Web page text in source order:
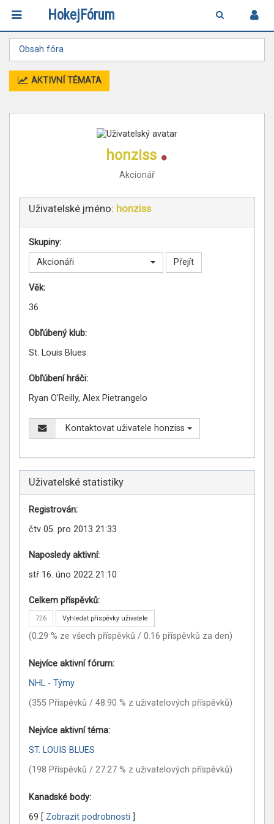
HokejFórum
Obsah fóra
AKTIVNÍ TÉMATA
honziss
Akcionář
Uživatelské jméno: honziss
Skupiny:
Akcionáři
Věk:
36
Obľúbený klub:
St. Louis Blues
Obľúbení hráči:
Ryan O'Reilly, Alex Pietrangelo
Kontaktovat uživatele honziss
Uživatelské statistiky
Registrován:
čtv 05. pro 2013 21:33
Naposledy aktivní:
stř 16. úno 2022 21:10
Celkem příspěvků:
726 Vyhledat příspěvky uživatele
(0.29 % ze všech příspěvků / 0.16 příspěvků za den)
Nejvíce aktivní fórum:
NHL - Týmy
(355 Příspěvků / 48.90 % z uživatelových příspěvků)
Nejvíce aktivní téma:
ST. LOUIS BLUES
(198 Příspěvků / 27.27 % z uživatelových příspěvků)
Kanadské body:
69 [ Zobrazit podrobnosti